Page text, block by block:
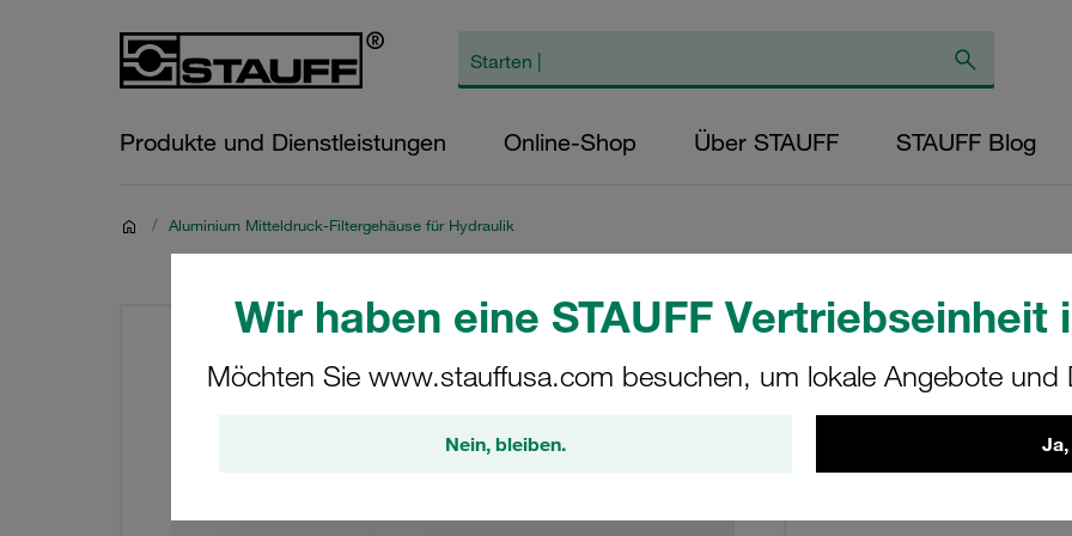
Wir haben eine STAUFF Vertriebseinheit
Möchten Sie www.stauffusa.com besuchen, um lokale Angebote und
Nein, bleiben.
Produkte und Dienstleistungen Online-Shop Über STAUFF STAUFF Blog
/ Aluminium Mitteldruck-Filtergehäuse für Hydraulik
SFA-030-O-O-B-T-
STAUFF Materialnr.